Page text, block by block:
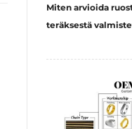
Miten arvioida
teräksestä